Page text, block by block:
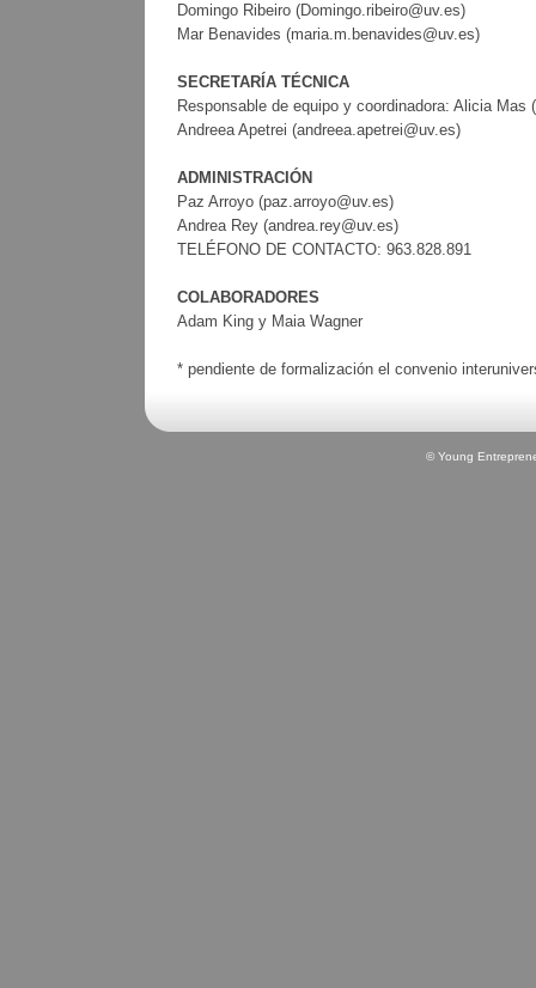
Domingo Ribeiro (Domingo.ribeiro@uv.es)
Mar Benavides (maria.m.benavides@uv.es)
SECRETARÍA TÉCNICA
Responsable de equipo y coordinadora: Alicia Mas
Andreea Apetrei (andreea.apetrei@uv.es)
ADMINISTRACIÓN
Paz Arroyo (paz.arroyo@uv.es)
Andrea Rey (andrea.rey@uv.es)
TELÉFONO DE CONTACTO: 963.828.891
COLABORADORES
Adam King y Maia Wagner
* pendiente de formalización el convenio
© Young